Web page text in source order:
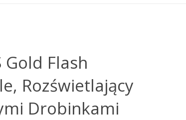
Gold Flash
Rozświetlający
Drobinkami